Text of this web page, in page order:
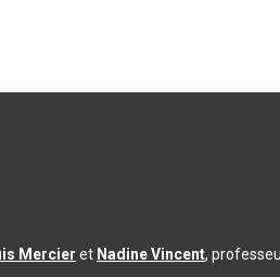
Mercier et Nadine Vincent,